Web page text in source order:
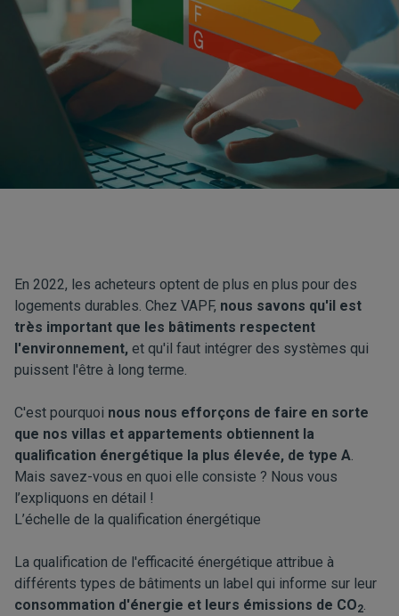
En 2022, les acheteurs optent de plus en plus pour des
logements durables. Chez VAPF, nous savons qu'il est
très important que les bâtiments respectent
l'environnement, et qu'il faut intégrer des systèmes qui
puissent l'être à long terme.
C'est pourquoi nous nous efforçons de faire en sorte
que nos villas et appartements obtiennent la
qualification énergétique la plus élevée, de type A.
Mais savez-vous en quoi elle consiste ? Nous vous
l’expliquons en détail !
L’échelle de la qualification énergétique
La qualification de l'efficacité énergétique attribue à
différents types de bâtiments un label qui informe sur leur
consommation d'énergie et leurs émissions de CO2.